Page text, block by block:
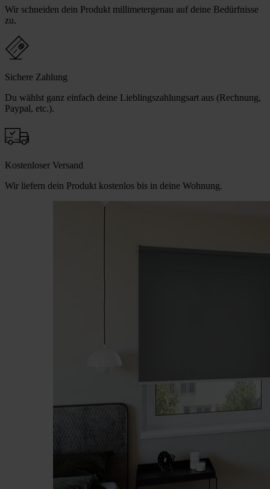
Wir schneiden dein Produkt millimetergenau auf deine Bedürfnisse
zu.
Sichere Zahlung
Du wählst ganz einfach deine Lieblingszahlungsart aus (Rechnung,
Paypal, etc.).
Kostenloser Versand
Wir liefern dein Produkt kostenlos bis in deine Wohnung.